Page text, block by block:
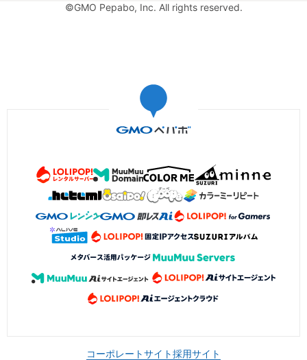
©GMO Pepabo, Inc. All rights reserved.
コーポレートサイト採用サイト